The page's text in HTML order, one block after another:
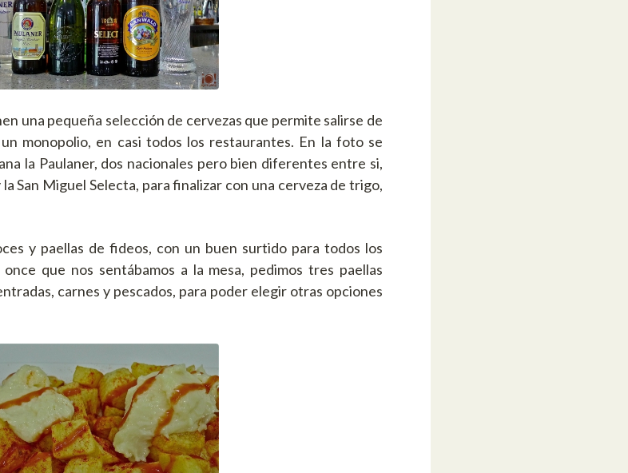
una pequeña selección de cervezas que permite salirse de
monopolio, en casi todos los restaurantes. En la foto se
la Paulaner, dos nacionales pero bien diferentes entre si,
San Miguel Selecta, para finalizar con una cerveza de trigo,
y paellas de fideos, con un buen surtido para todos los
que nos sentábamos a la mesa, pedimos tres paellas
carnes y pescados, para poder elegir otras opciones